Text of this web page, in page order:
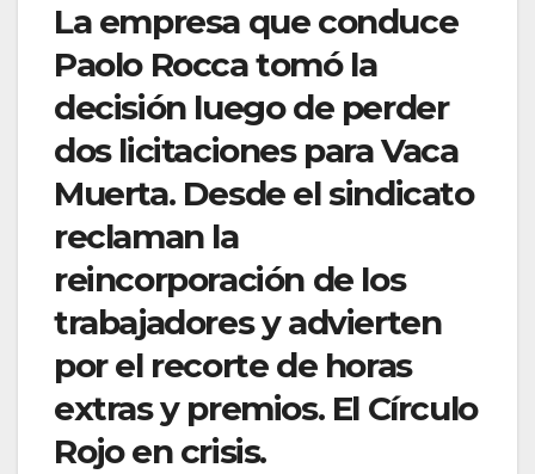
La empresa que conduce
Paolo Rocca tomó la
decisión luego de perder
dos licitaciones para Vaca
Muerta. Desde el sindicato
reclaman la
reincorporación de los
trabajadores y advierten
por el recorte de horas
extras y premios. El Círculo
Rojo en crisis.